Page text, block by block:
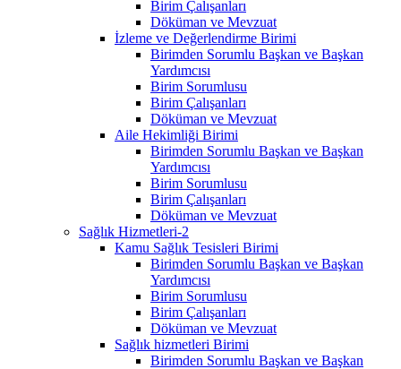
Birim Çalışanları
Döküman ve Mevzuat
İzleme ve Değerlendirme Birimi
Birimden Sorumlu Başkan ve Başkan
Yardımcısı
Birim Sorumlusu
Birim Çalışanları
Döküman ve Mevzuat
Aile Hekimliği Birimi
Birimden Sorumlu Başkan ve Başkan
Yardımcısı
Birim Sorumlusu
Birim Çalışanları
Döküman ve Mevzuat
Sağlık Hizmetleri-2
Kamu Sağlık Tesisleri Birimi
Birimden Sorumlu Başkan ve Başkan
Yardımcısı
Birim Sorumlusu
Birim Çalışanları
Döküman ve Mevzuat
Sağlık hizmetleri Birimi
Birimden Sorumlu Başkan ve Başkan